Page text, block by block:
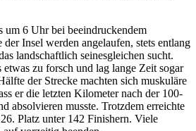
um 6 Uhr bei beeindruckendem
Insel werden angelaufen, stets entlang
landschaftlich seinesgleichen sucht.
zu forsch und lag lange Zeit sogar
der Strecke machten sich muskuläre
er die letzten Kilometer nach der 100-
absolvieren musste. Trotzdem erreichte
Platz unter 142 Finishern. Viele